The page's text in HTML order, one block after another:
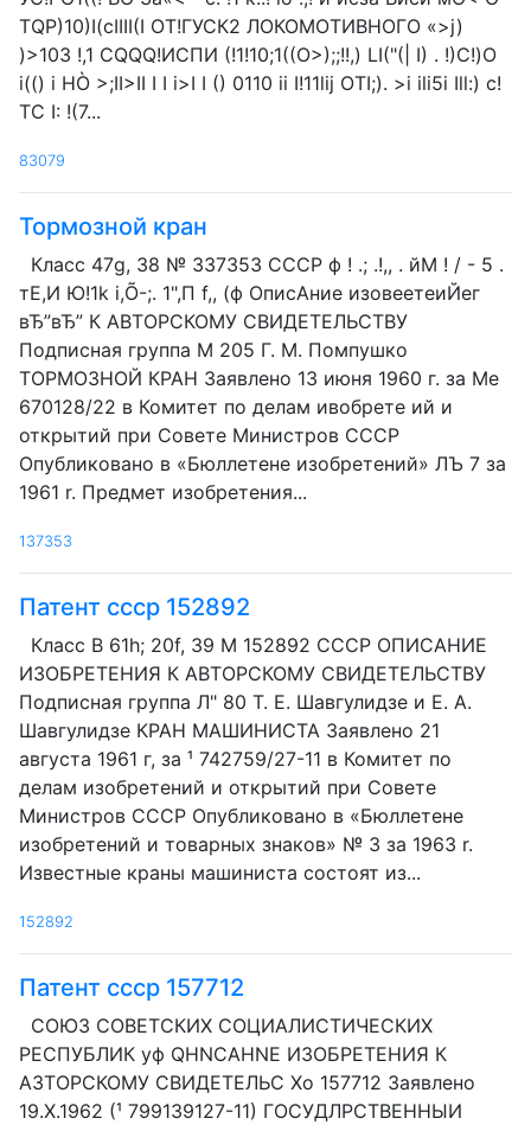
TQP)10)I(cIIII(I ОТ!ГУСК2 ЛОКОМОТИВНОГО «>j)
)>103 !,1 CQQQ!ИСПИ (!1!10;1((О>);;!!,) LI("(| I) . !)С!)О
i(() i HÒ >;II>II I I i>I I () 0110 ii I!11lij OTI;). >i ili5i Ill:) с!
ТС I: !(7...
83079
Тормозной кран
Класс 47g, 38 № 337353 СССР ф ! .; .!,, . йМ ! / - 5 .
тЕ,И Ю!1k i,Õ-;. 1",П f,, (ф ОписАние изовеетеиЙег
вЂ”вЂ” К АВТОРСКОМУ СВИДЕТЕЛЬСТВУ
Подписная группа М 205 Г. М. Помпушко
ТОРМОЗНОЙ КРАН Заявлено 13 июня 1960 г. за Ме
670128/22 в Комитет по делам ивобрете ий и
открытий при Совете Министров СССР
Опубликовано в «Бюллетене изобретений» ЛЪ 7 за
1961 r. Предмет изобретения...
137353
Патент ссср 152892
Класс В 61h; 20f, 39 М 152892 СССР ОПИСАНИЕ
ИЗОБРЕТЕНИЯ К АВТОРСКОМУ СВИДЕТЕЛЬСТВУ
Подписная группа Л" 80 T. Е. Шавгулидзе и Е. А.
Шавгулидзе КРАН МАШИНИСТА Заявлено 21
августа 1961 г, за ¹ 742759/27-11 в Комитет по
делам изобретений и открытий при Совете
Министров СССР Опубликовано в «Бюллетене
изобретений и товарных знаков» № 3 за 1963 r.
Известные краны машиниста состоят из...
152892
Патент ссср 157712
СОЮЗ СОВЕТСКИХ СОЦИАЛИСТИЧЕСКИХ
РЕСПУБЛИК уф QHNCAHNE ИЗОБРЕТЕНИЯ К
АЗТОРСКОМУ СВИДЕТЕЛЬС Хо 157712 Заявлено
19.Х.1962 (¹ 799139127-11) ГОСУДЛРСТВЕННЫИ